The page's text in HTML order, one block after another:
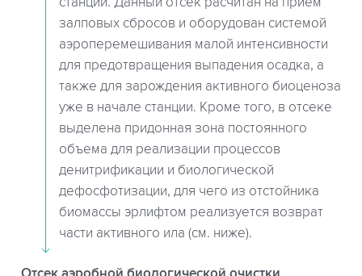
залповых сбросов и оборудован системой
аэроперемешивания малой интенсивности
для предотвращения выпадения осадка, а
также для зарождения активного биоценоза
уже в начале станции. Кроме того, в отсеке
выделена придонная зона постоянного
объема для реализации процессов
денитрификации и биологической
дефосфотизации, для чего из отстойника
биомассы эрлифтом реализуется возврат
части активного ила (см. ниже).